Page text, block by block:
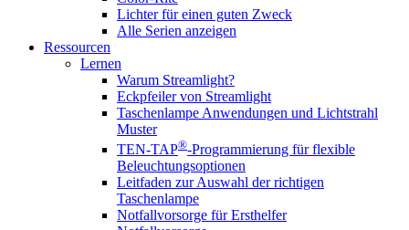
Lichter für einen guten Zweck
Alle Serien anzeigen
Ressourcen
Lernen
Warum Streamlight?
Eckpfeiler von Streamlight
Taschenlampe Anwendungen und Lichtstrahl
Muster
TEN-TAP®-Programmierung für flexible
Beleuchtungsoptionen
Leitfaden zur Auswahl der richtigen
Taschenlampe
Notfallvorsorge für Ersthelfer